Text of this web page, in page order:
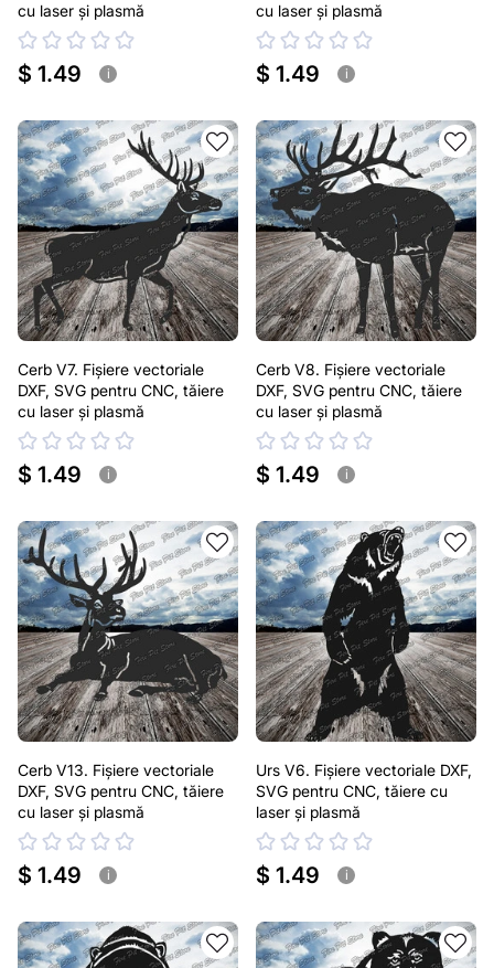
cu laser și plasmă
$ 1.49 i
cu laser și plasmă
$ 1.49 i
Cerb V7. Fișiere vectoriale
DXF, SVG pentru CNC, tăiere
cu laser și plasmă
$ 1.49 i
Cerb V8. Fișiere vectoriale
DXF, SVG pentru CNC, tăiere
cu laser și plasmă
$ 1.49 i
Cerb V13. Fișiere vectoriale
DXF, SVG pentru CNC, tăiere
cu laser și plasmă
$ 1.49 i
Urs V6. Fișiere vectoriale DXF,
SVG pentru CNC, tăiere cu
laser și plasmă
$ 1.49 i